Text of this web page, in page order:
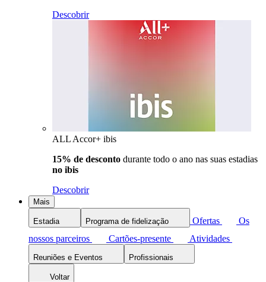
Descobrir
ALL Accor+ ibis
15% de desconto durante todo o ano nas suas estadias
no ibis
Descobrir
Mais
Estadia Programa de fidelização Ofertas
Os
nossos parceiros
Cartões-presente Atividades
Reuniões e Eventos Profissionais
Voltar